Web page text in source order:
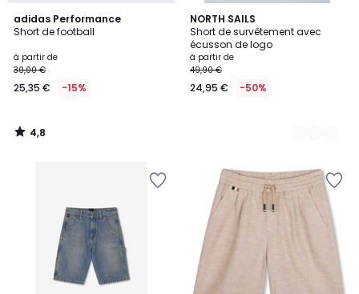
adidas Performance
Short de football
à partir de
30,00 €
25,35 € -15%
4,8
/ 5
4,8
/
NORTH SAILS
Short de survêtement avec
écusson de logo
à partir de
49,90 €
24,95 € -50%
3
Couleurs